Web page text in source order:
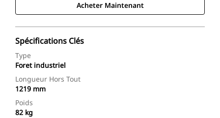
Acheter Maintenant
Spécifications Clés
Type
Foret industriel
Longueur Hors Tout
1219 mm
Poids
82 kg